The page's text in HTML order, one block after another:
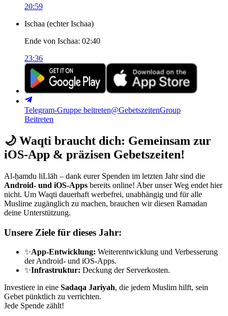
20:59
Ischaa (echter Ischaa)
Ende von Ischaa: 02:40
23:36
Telegram-Gruppe beitreten@GebetszeitenGroup
Beitreten
🌙 Waqti braucht dich: Gemeinsam zur
iOS-App & präzisen Gebetszeiten!
Al-ḥamdu liLlāh – dank eurer Spenden im letzten Jahr sind die
Android- und iOS-Apps bereits online! Aber unser Weg endet hier
nicht. Um Waqti dauerhaft werbefrei, unabhängig und für alle
Muslime zugänglich zu machen, brauchen wir diesen Ramadan
deine Unterstützung.
Unsere Ziele für dieses Jahr:
✨App-Entwicklung: Weiterentwicklung und Verbesserung
der Android- und iOS-Apps.
✨Infrastruktur: Deckung der Serverkosten.
Investiere in eine Sadaqa Jariyah, die jedem Muslim hilft, sein
Gebet pünktlich zu verrichten.
Jede Spende zählt!